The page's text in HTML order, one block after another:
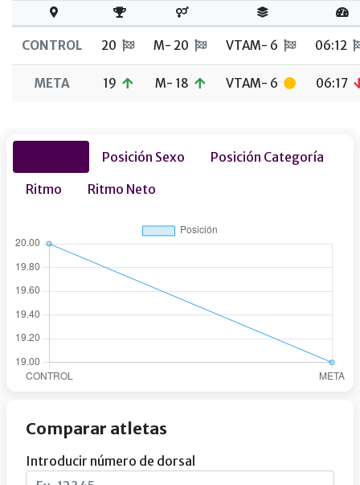
CONTROL 20 M- 20 VTAM- 6 06:12
META 19 M- 18 VTAM- 6 06:17
Posición Sexo
Posición Categoría
Ritmo
Ritmo Neto
Comparar atletas
Introducir número de dorsal